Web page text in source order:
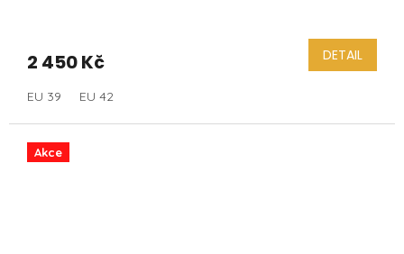
2 450 Kč DETAIL
EU 39 EU 42
Akce